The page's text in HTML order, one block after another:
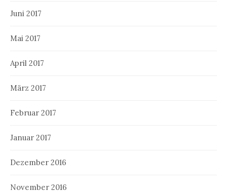
Juni 2017
Mai 2017
April 2017
März 2017
Februar 2017
Januar 2017
Dezember 2016
November 2016